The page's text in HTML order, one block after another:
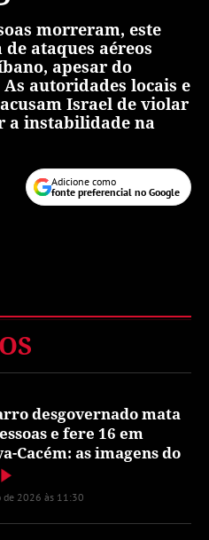
morreram, este
ataques aéreos
apesar do
autoridades locais e
Israel de violar
a instabilidade na
Adicione como
fonte preferencial no Google
desgovernado mata
e fere 16 em
Cacém: as imagens do
de 2026 às 11:30